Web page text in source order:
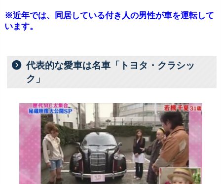
※近年では、同居している付き人の男性が車を運転して
います。
代表的な愛車は名車「トヨタ・クラシッ
ク」